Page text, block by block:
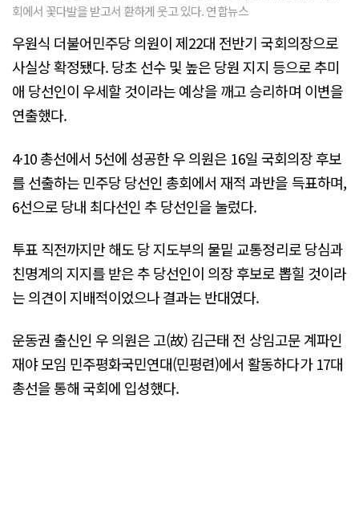
회에서 꽃다발을 받고서 환하게 웃고 있다. 연합뉴스
우원식 더불어민주당 의원이 제22대 전반기 국회의장으로
사실상 확정됐다. 당초 선수 및 높은 당원 지지 등으로 추미
애 당선인이 우세할 것이라는 예상을 깨고 승리하며 이변을
연출했다.
4·10 총선에서 5선에 성공한 우 의원은 16일 국회의장 후보
를 선출하는 민주당 당선인 총회에서 재적 과반을 득표하며,
6선으로 당내 최다선인 추 당선인을 눌렀다.
투표 직전까지만 해도 당 지도부의 물밑 교통정리로 당심과
친명계의 지지를 받은 추 당선인이 의장 후보로 뽑힐 것이라
는 의견이 지배적이었으나 결과는 반대였다.
운동권 출신인 우 의원은 고(故) 김근태 전 상임고문 계파인
재야 모임 민주평화국민연대(민평련)에서 활동하다가 17대
총선을 통해 국회에 입성했다.